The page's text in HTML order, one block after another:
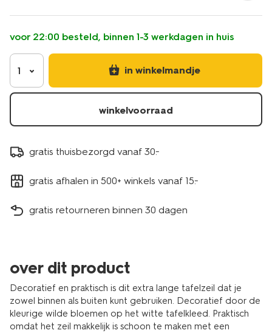
polyester-
wilde-
bloemen-
5320041.html
voor 22:00 besteld, binnen 1-3 werkdagen in huis
1 in winkelmandje
winkelvoorraad
gratis thuisbezorgd vanaf 30.-
gratis afhalen in 500+ winkels vanaf 15.-
gratis retourneren binnen 30 dagen
over dit product
Decoratief en praktisch is dit extra lange tafelzeil dat je
zowel binnen als buiten kunt gebruiken. Decoratief door de
kleurige wilde bloemen op het witte tafelkleed. Praktisch
omdat het zeil makkelijk is schoon te maken met een